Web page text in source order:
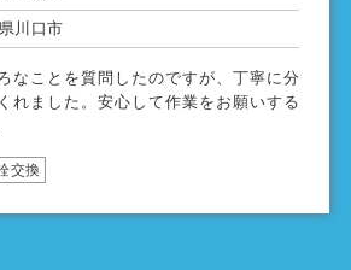
川口市
なことを質問したのですが、丁寧に分
れました。安心して作業をお願いする
交換